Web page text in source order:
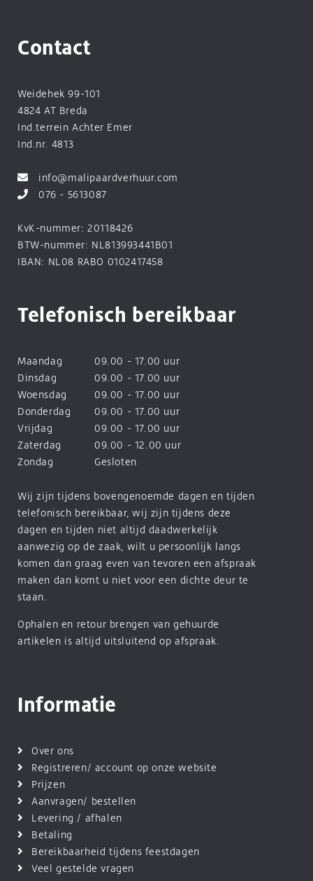
Contact
Weidehek 99-101
4824 AT Breda
Ind.terrein Achter Emer
Ind.nr. 4813
info@malipaardverhuur.com
076 - 5613087
KvK-nummer: 20118426
BTW-nummer: NL813993441B01
IBAN: NL08 RABO 0102417458
Telefonisch bereikbaar
Maandag
09.00 - 17.00 uur
Dinsdag
09.00 - 17.00 uur
Woensdag
09.00 - 17.00 uur
Donderdag
09.00 - 17.00 uur
Vrijdag
09.00 - 17.00 uur
Zaterdag
09.00 - 12.00 uur
Zondag
Gesloten
Wij zijn tijdens bovengenoemde dagen en tijden
telefonisch bereikbaar, wij zijn tijdens deze
dagen en tijden niet altijd daadwerkelijk
aanwezig op de zaak, wilt u persoonlijk langs
komen dan graag even van tevoren een afspraak
maken dan komt u niet voor een dichte deur te
staan.
Ophalen en retour brengen van gehuurde
artikelen is altijd uitsluitend op afspraak.
Informatie
Over ons
Registreren/ account op onze website
Prijzen
Aanvragen/ bestellen
Levering / afhalen
Betaling
Bereikbaarheid tijdens feestdagen
Veel gestelde vragen